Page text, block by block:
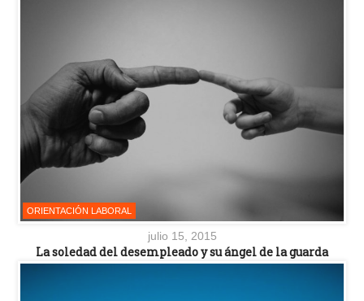
ORIENTACIÓN LABORAL
julio 15, 2015
La soledad del desempleado y su ángel de la guarda